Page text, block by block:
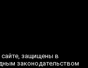
защищены в
законодательством